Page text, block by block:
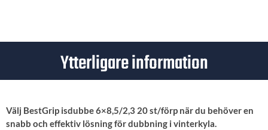
Ytterligare information
Välj BestGrip isdubbe 6×8,5/2,3 20 st/förp när du behöver en
snabb och effektiv lösning för dubbning i vinterkyla.